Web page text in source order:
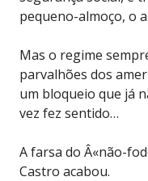
pequeno-almoço, o
Mas o regime
parvalhões dos
um bloqueio que já
vez fez sentido…
A farsa do Â«não-
Castro acabou.